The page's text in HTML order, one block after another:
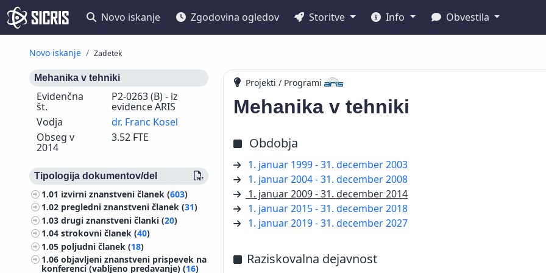
Novo iskanje Zgodovina ogledov Storitve Info Obvestila
Novo iskanje Zadetek
Mehanika v tehniki
Evidenčna
št.
P2-0263 (B) - iz
evidence ARIS
Vodja
dr. Franc Kosel
Obseg v
2014
3.52 FTE
Tipologija dokumentov/del
1.01 izvirni znanstveni članek (603)
1.02 pregledni znanstveni članek (31)
1.03drugi znanstveni članki (20)
1.04strokovni članek (40)
1.05 poljudni članek (18)
1.06objavljeni znanstveni prispevek na
konferenci (vabljeno predavanje) (16)
Projekti / Programi
Mehanika v tehniki
Obdobja
1. januar 1999 - 31. december 2003
1. januar 2004 - 31. december 2008
1. januar 2009 - 31. december 2014
1. januar 2015 - 31. december 2018
1. januar 2019 - 31. december 2027
Raziskovalna dejavnost